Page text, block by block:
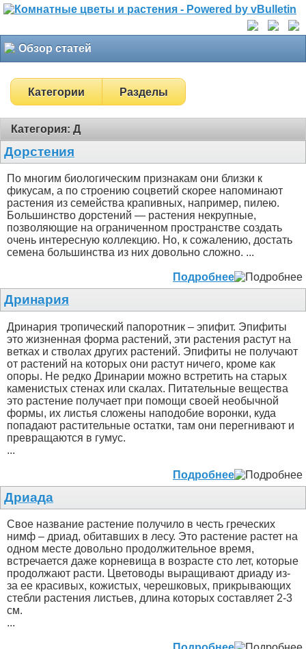
Обзор статей
Категории Разделы
Категория: Д
Дорстения
По многим биологическим признакам они близки к
фикусам, а по строению соцветий скорее напоминают
растения из семейства крапивных, например, пилею.
Большинство дорстений — растения некрупные,
позволяющие на ограниченном пространстве создать
очень интересную коллекцию. Но, к сожалению, достать
семена большинства из них довольно сложно. ...
Подробнее
Дринария
Дринария тропический папоротник – эпифит. Эпифиты
это жизненная форма растений, эти растения растут на
ветках и стволах других растений. Эпифиты не получают
от растений на которых они растут ничего, кроме как
опоры. Не редко Дринарии можно встретить на старых
каменистых стенах или скалах. Питательные вещества
это растение получает при помощи своей необычной
формы, их листья сложены наподобие воронки, куда
попадают растительные остатки, там они перегнивают и
превращаются в гумус.
...
Подробнее
Дриада
Свое название растение получило в честь греческих
нимф – дриад, обитавших в лесу. Это растение растет на
одном месте довольно продолжительное время,
встречается даже корневища в возрасте сто лет, которые
продолжают расти. Цветоводы выращивают дриаду из-
за ее красивых, кожистых, черешковых, прикрывающих
стебли растения листьев, длина которых составляет 2-3
см.
...